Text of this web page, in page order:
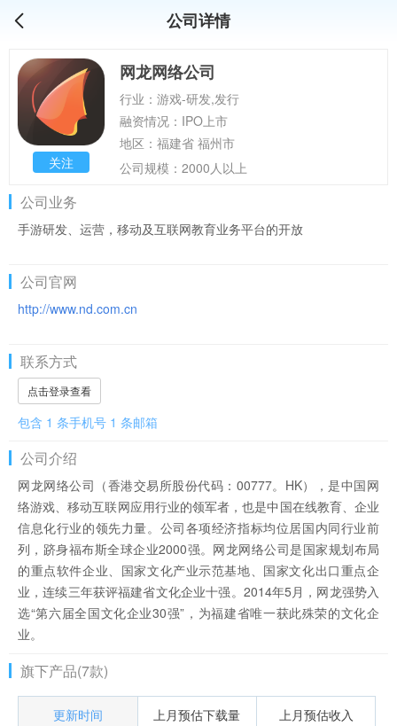
公司详情
关注
网龙网络公司
行业：游戏-研发,发行
融资情况：IPO上市
地区：福建省 福州市
公司规模：2000人以上
公司业务
手游研发、运营，移动及互联网教育业务平台的开放
公司官网
http://www.nd.com.cn
联系方式
点击登录查看
包含 1 条手机号 1 条邮箱
公司介绍
网龙网络公司（香港交易所股份代码：00777。HK），是中国网
络游戏、移动互联网应用行业的领军者，也是中国在线教育、企业
信息化行业的领先力量。公司各项经济指标均位居国内同行业前
列，跻身福布斯全球企业2000强。网龙网络公司是国家规划布局
的重点软件企业、国家文化产业示范基地、国家文化出口重点企
业，连续三年获评福建省文化企业十强。2014年5月，网龙强势入
选“第六届全国文化企业30强”，为福建省唯一获此殊荣的文化企
业。
旗下产品(7款)
更新时间 上月预估下载量 上月预估收入